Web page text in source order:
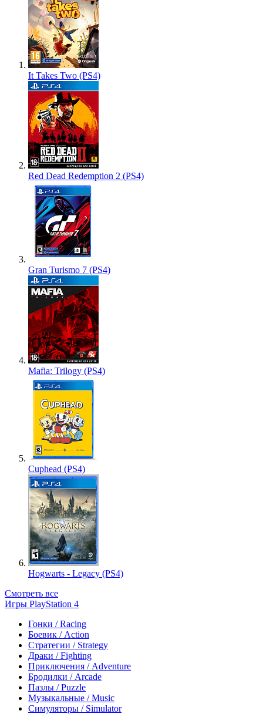
It Takes Two (PS4)
Red Dead Redemption 2 (PS4)
Gran Turismo 7 (PS4)
Mafia: Trilogy (PS4)
Cuphead (PS4)
Hogwarts - Legacy (PS4)
Смотреть все
Игры PlayStation 4
Гонки / Racing
Боевик / Action
Стратегии / Strategy
Драки / Fighting
Приключения / Adventure
Бродилки / Arcade
Пазлы / Puzzle
Музыкальные / Music
Симуляторы / Simulator